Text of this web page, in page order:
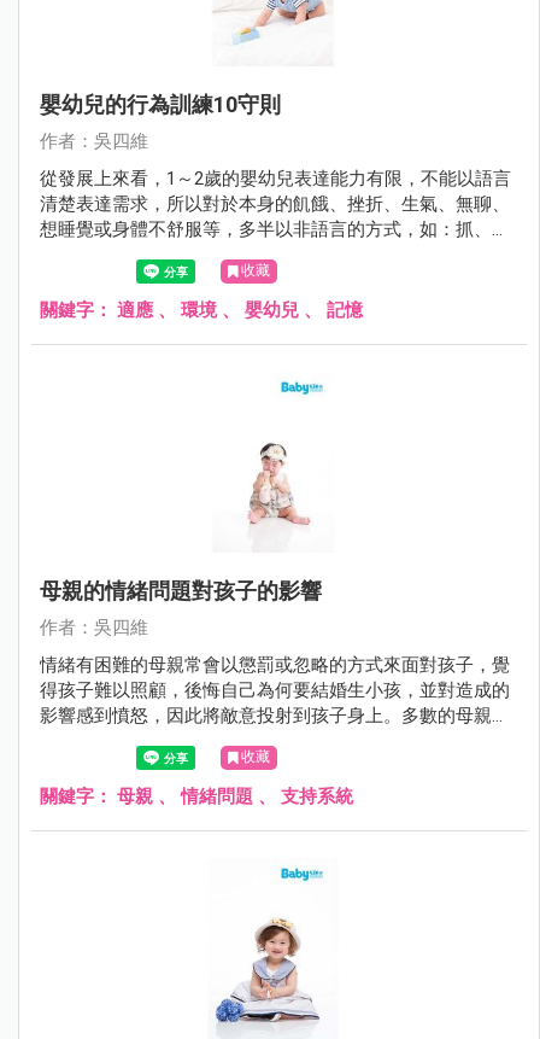
嬰幼兒的行為訓練10守則
作者：吳四維
從發展上來看，1～2歲的嬰幼兒表達能力有限，不能以語言
清楚表達需求，所以對於本身的飢餓、挫折、生氣、無聊、
想睡覺或身體不舒服等，多半以非語言的方式，如：抓、咬
或者打照顧者來吸引大人的注意以獲得滿足。許多的父母或
照顧者卻把這些行為當成是暴力行為的前哨戰，照顧者要試
著去解讀這些行為的背後意義，不要把這些動作當成沒有禮
收藏
關鍵字： 適應 、 環境、 嬰幼兒 、 記憶
母親的情緒問題對孩子的影響
作者：吳四維
情緒有困難的母親常會以懲罰或忽略的方式來面對孩子，覺
得孩子難以照顧，後悔自己為何要結婚生小孩，並對造成的
影響感到憤怒，因此將敵意投射到孩子身上。多數的母親都
知道自己的情緒會影響到孩子，事後也會對孩子感到內疚與
自責，但多半不知道如何改變也不知道找誰來協助。
收藏
關鍵字： 母親 、情緒問題 、 支持系統